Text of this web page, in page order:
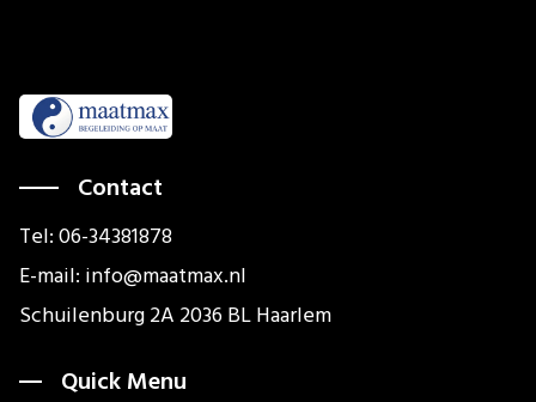
Contact
Tel: 06-34381878
E-mail: info@maatmax.nl
Schuilenburg 2A 2036 BL Haarlem
Quick Menu